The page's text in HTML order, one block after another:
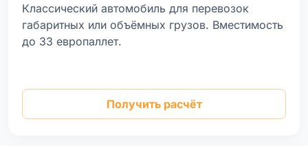
Классический автомобиль для перевозок
габаритных или объёмных грузов. Вместимость
до 33 европаллет.
Получить расчёт